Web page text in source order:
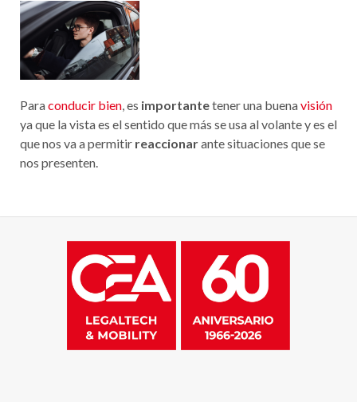
Paraconducir bien, es importantetener una buenavisión
ya que la vista es el sentido que más se usa al volante y es el
que nos va a permitir reaccionarante situaciones que se
nos presenten.